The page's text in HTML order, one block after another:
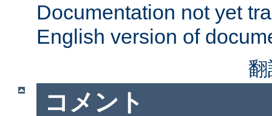
Documentation not yet
English version of
コメント